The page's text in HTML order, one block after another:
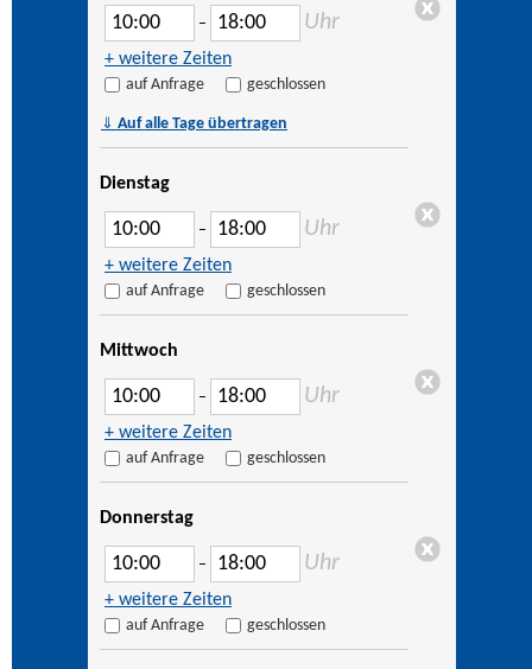
– Uhr
+ weitere Zeiten
auf Anfrage geschlossen
⇓ Auf alle Tage übertragen
Dienstag
– Uhr
+ weitere Zeiten
auf Anfrage geschlossen
Mittwoch
– Uhr
+ weitere Zeiten
auf Anfrage geschlossen
Donnerstag
– Uhr
+ weitere Zeiten
auf Anfrage geschlossen